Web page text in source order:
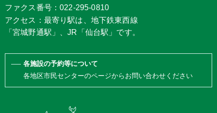
ファクス番号：022-295-0810
アクセス：最寄り駅は、地下鉄東西線
「宮城野通駅」、JR「仙台駅」です。
各施設の予約等について
各地区市民センターのページからお問い合わせください